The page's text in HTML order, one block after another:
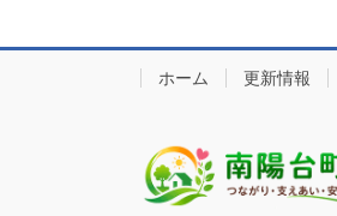
ホーム 更新情報